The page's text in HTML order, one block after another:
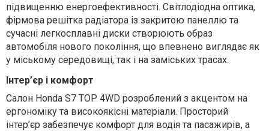
підвищенню енергоефективності. Світлодіодна оптика,
фірмова решітка радіатора із закритою панеллю та
сучасні легкосплавні диски створюють образ
автомобіля нового покоління, що впевнено виглядає як
у міському середовищі, так і на заміських трасах.
Інтер’єр і комфорт
Салон Honda S7 TOP 4WD розроблений з акцентом на
ергономіку та високоякісні матеріали. Просторий
інтер’єр забезпечує комфорт для водія та пасажирів, а